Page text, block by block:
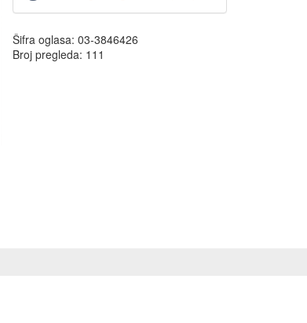
Šifra oglasa: 03-3846426
Broj pregleda: 111